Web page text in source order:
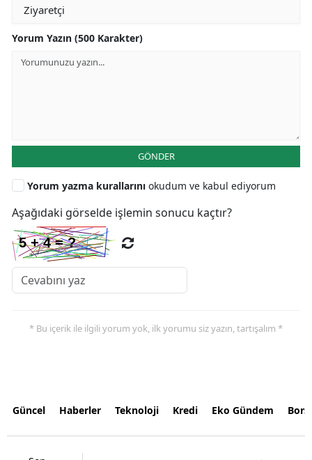
Yorum Yazın (500 Karakter)
GÖNDER
Yorum yazma kurallarını okudum ve kabul ediyorum
Aşağıdaki görselde işlemin sonucu kaçtır?
* Bu içerik ile ilgili yorum yok, ilk yorumu siz yazın, tartışalım *
Güncel Haberler Teknoloji Kredi Eko Gündem